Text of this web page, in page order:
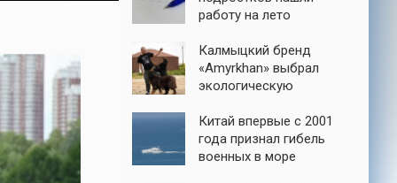
работу на лето
Калмыцкий бренд
«Amyrkhan» выбрал
экологическую
Китай впервые с 2001
года признал гибель
военных в море